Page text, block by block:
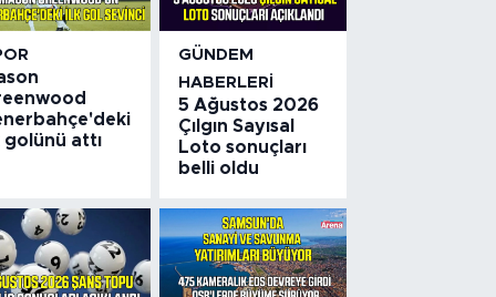
golünü attı
GÜNDEM
HABERLERI
5 Ağustos 2026
Çılgın Sayısal
Loto sonuçları
belli oldu